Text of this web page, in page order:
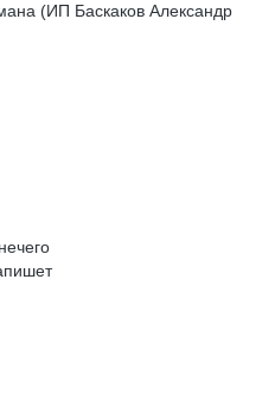
(ИП Баскаков Александр